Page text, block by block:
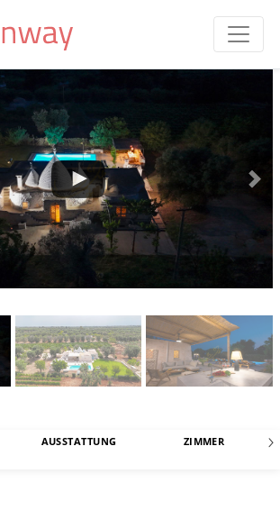
AUSSTATTUNG ZIMMER